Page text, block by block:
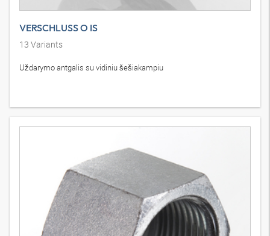
VERSCHLUSS O IS
13 Variants
Uždarymo antgalis su vidiniu šešiakampiu